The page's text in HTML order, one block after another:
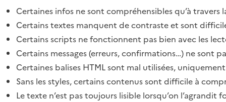
Certaines infos ne sont compréhensibles qu’à travers
Certains textes manquent de contraste et sont
Certains scripts ne fonctionnent pas bien avec les
Certains messages (erreurs, confirmations…) ne sont
Certaines balises HTML sont mal utilisées,
Sans les styles, certains contenus sont difficile à
Le texte n’est pas toujours lisible lorsqu’on l’agrandit